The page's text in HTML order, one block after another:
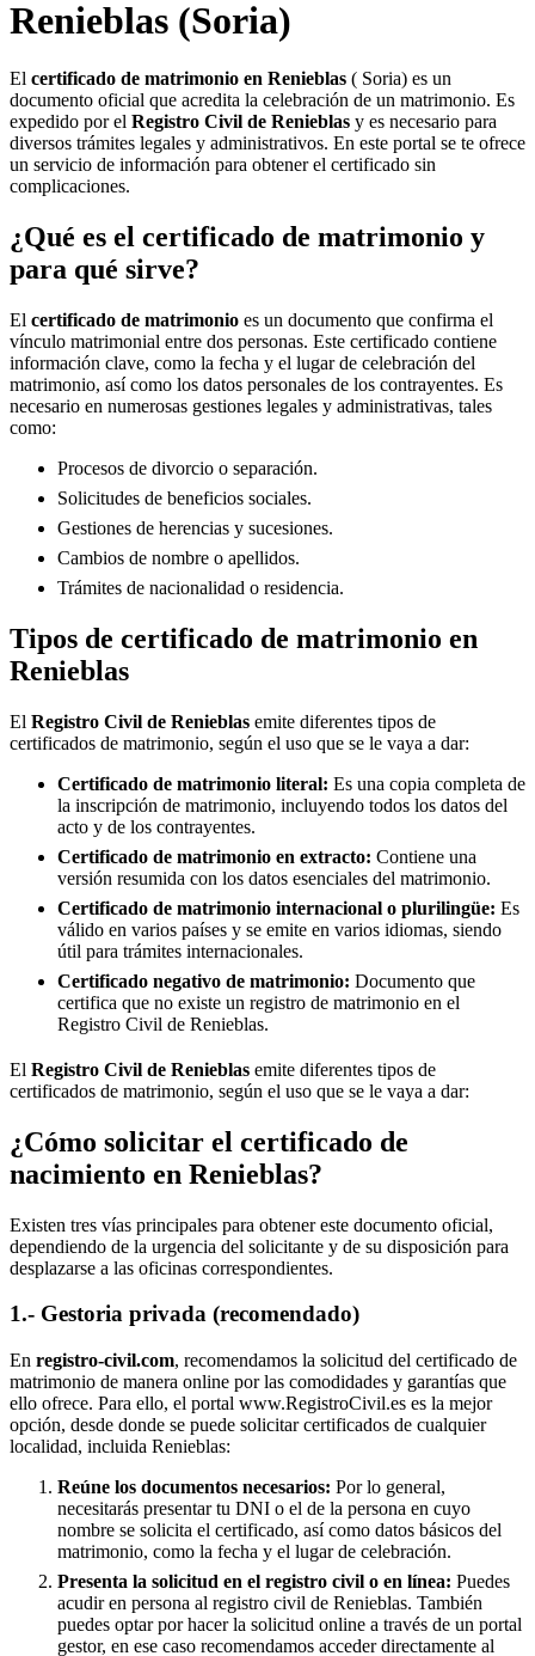
Renieblas (Soria)
El certificado de matrimonio en Renieblas ( Soria) es un
documento oficial que acredita la celebración de un matrimonio. Es
expedido por el Registro Civil de Renieblas y es necesario para
diversos trámites legales y administrativos. En este portal se te ofrece
un servicio de información para obtener el certificado sin
complicaciones.
¿Qué es el certificado de matrimonio y
para qué sirve?
El certificado de matrimonio es un documento que confirma el
vínculo matrimonial entre dos personas. Este certificado contiene
información clave, como la fecha y el lugar de celebración del
matrimonio, así como los datos personales de los contrayentes. Es
necesario en numerosas gestiones legales y administrativas, tales
como:
Procesos de divorcio o separación.
Solicitudes de beneficios sociales.
Gestiones de herencias y sucesiones.
Cambios de nombre o apellidos.
Trámites de nacionalidad o residencia.
Tipos de certificado de matrimonio en
Renieblas
El Registro Civil de Renieblas emite diferentes tipos de
certificados de matrimonio, según el uso que se le vaya a dar:
Certificado de matrimonio literal: Es una copia completa de
la inscripción de matrimonio, incluyendo todos los datos del
acto y de los contrayentes.
Certificado de matrimonio en extracto: Contiene una
versión resumida con los datos esenciales del matrimonio.
Certificado de matrimonio internacional o plurilingüe: Es
válido en varios países y se emite en varios idiomas, siendo
útil para trámites internacionales.
Certificado negativo de matrimonio: Documento que
certifica que no existe un registro de matrimonio en el
Registro Civil de Renieblas.
El Registro Civil de Renieblas emite diferentes tipos de
certificados de matrimonio, según el uso que se le vaya a dar:
¿Cómo solicitar el certificado de
nacimiento en Renieblas?
Existen tres vías principales para obtener este documento oficial,
dependiendo de la urgencia del solicitante y de su disposición para
desplazarse a las oficinas correspondientes.
1.- Gestoria privada (recomendado)
En registro-civil.com, recomendamos la solicitud del certificado de
matrimonio de manera online por las comodidades y garantías que
ello ofrece. Para ello, el portal www.RegistroCivil.es es la mejor
opción, desde donde se puede solicitar certificados de cualquier
localidad, incluida Renieblas:
Reúne los documentos necesarios: Por lo general,
necesitarás presentar tu DNI o el de la persona en cuyo
nombre se solicita el certificado, así como datos básicos del
matrimonio, como la fecha y el lugar de celebración.
Presenta la solicitud en el registro civil o en línea: Puedes
acudir en persona al registro civil de Renieblas. También
puedes optar por hacer la solicitud online a través de un portal
gestor, en ese caso recomendamos acceder directamente al